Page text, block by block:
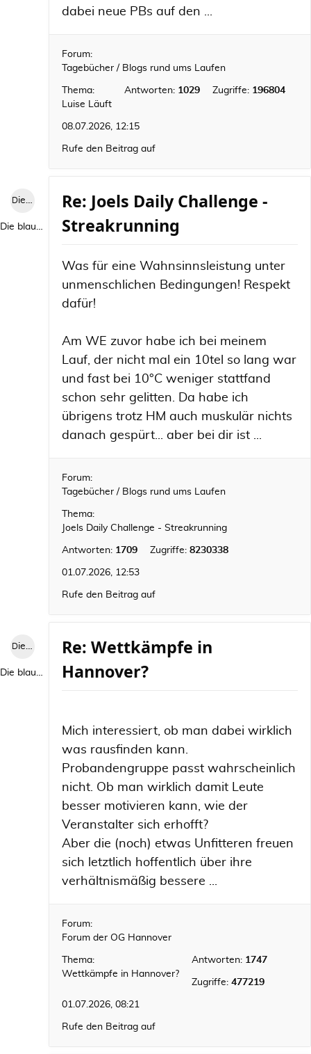
dabei neue PBs auf den ...
Forum:
Tagebücher / Blogs rund ums Laufen
Thema:
Luise Läuft
Antworten: 1029 Zugriffe: 196804
08.07.2026, 12:15
Rufe den Beitrag auf
Die blaue Luise
Die blaue Luise
Re: Joels Daily Challenge -
Streakrunning
Was für eine Wahnsinnsleistung unter
unmenschlichen Bedingungen! Respekt
dafür!
Am WE zuvor habe ich bei meinem
Lauf, der nicht mal ein 10tel so lang war
und fast bei 10°C weniger stattfand
schon sehr gelitten. Da habe ich
übrigens trotz HM auch muskulär nichts
danach gespürt... aber bei dir ist ...
Forum:
Tagebücher / Blogs rund ums Laufen
Thema:
Joels Daily Challenge - Streakrunning
Antworten: 1709 Zugriffe: 8230338
01.07.2026, 12:53
Rufe den Beitrag auf
Die blaue Luise
Die blaue Luise
Re: Wettkämpfe in
Hannover?
Mich interessiert, ob man dabei wirklich
was rausfinden kann.
Probandengruppe passt wahrscheinlich
nicht. Ob man wirklich damit Leute
besser motivieren kann, wie der
Veranstalter sich erhofft?
Aber die (noch) etwas Unfitteren freuen
sich letztlich hoffentlich über ihre
verhältnismäßig bessere ...
Forum:
Forum der OG Hannover
Thema:
Wettkämpfe in Hannover?
Antworten: 1747
Zugriffe: 477219
01.07.2026, 08:21
Rufe den Beitrag auf